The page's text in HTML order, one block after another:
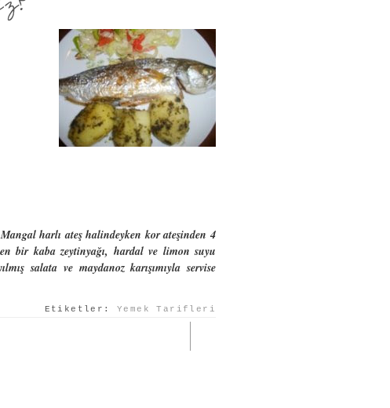
harlı ateş halindeyken kor ateşinden 4
bir kaba zeytinyağı, hardal ve limon suyu
salata ve maydanoz karışımıyla servise
Etiketler: Yemek Tarifleri